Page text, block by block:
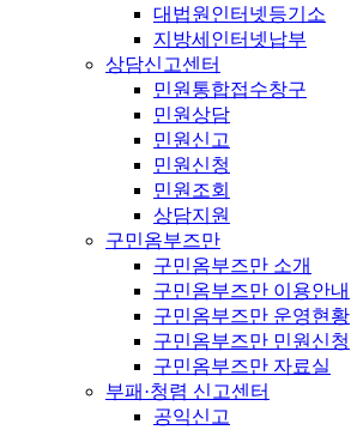
대법원인터넷등기소
지방세인터넷납부
상담신고센터
민원통합접수창구
민원상담
민원신고
민원신청
민원조회
상담지원
구민옴부즈만
구민옴부즈만 소개
구민옴부즈만 이용안내
구민옴부즈만 운영현황
구민옴부즈만 민원신청
구민옴부즈만 자료실
부패·청렴 신고센터
공익신고